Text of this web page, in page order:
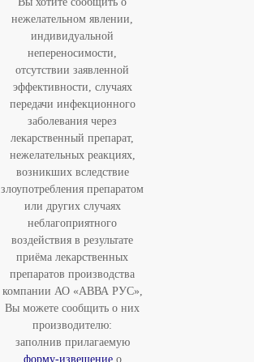
нежелательном явлении,
индивидуальной
непереносимости,
отсутствии заявленной
эффективности, случаях
передачи инфекционного
заболевания через
лекарственный препарат,
нежелательных реакциях,
возникших вследствие
злоупотребления препаратом
или других случаях
неблагоприятного
воздействия в результате
приёма лекарственных
препаратов производства
компании АО «АВВА РУС»,
Вы можете сообщить о них
производителю:
заполнив прилагаемую
форму-извещение о